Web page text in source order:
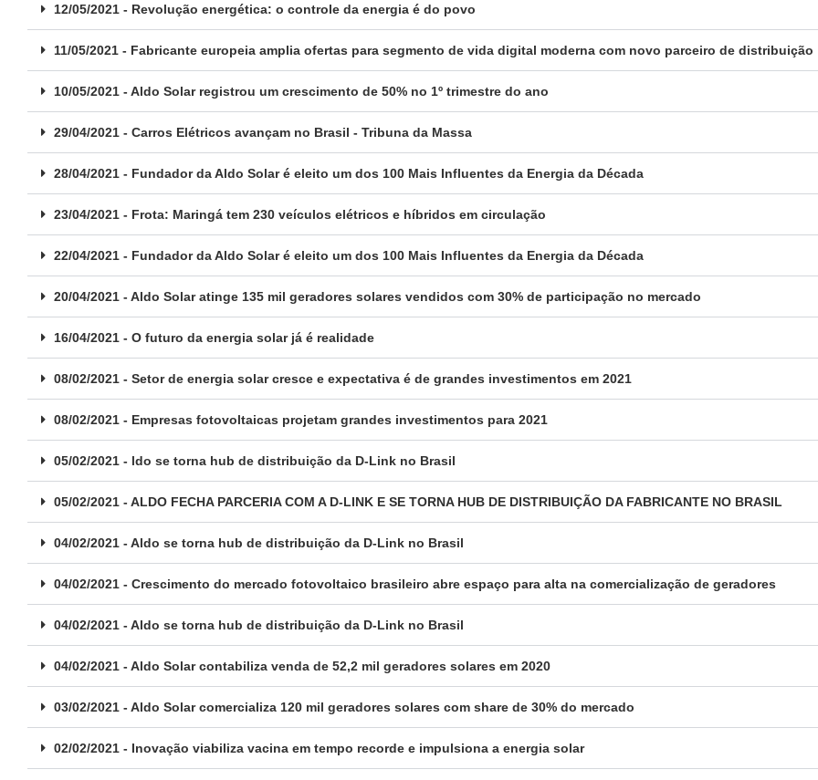
12/05/2021 - Revolução energética: o controle da energia é do povo
11/05/2021 - Fabricante europeia amplia ofertas para segmento de vida digital moderna com novo parceiro de distribuição
10/05/2021 - Aldo Solar registrou um crescimento de 50% no 1º trimestre do ano
29/04/2021 - Carros Elétricos avançam no Brasil - Tribuna da Massa
28/04/2021 - Fundador da Aldo Solar é eleito um dos 100 Mais Influentes da Energia da Década
23/04/2021 - Frota: Maringá tem 230 veículos elétricos e híbridos em circulação
22/04/2021 - Fundador da Aldo Solar é eleito um dos 100 Mais Influentes da Energia da Década
20/04/2021 - Aldo Solar atinge 135 mil geradores solares vendidos com 30% de participação no mercado
16/04/2021 - O futuro da energia solar já é realidade
08/02/2021 - Setor de energia solar cresce e expectativa é de grandes investimentos em 2021
08/02/2021 - Empresas fotovoltaicas projetam grandes investimentos para 2021
05/02/2021 - ldo se torna hub de distribuição da D-Link no Brasil
05/02/2021 - ALDO FECHA PARCERIA COM A D-LINK E SE TORNA HUB DE DISTRIBUIÇÃO DA FABRICANTE NO BRASIL
04/02/2021 - Aldo se torna hub de distribuição da D-Link no Brasil
04/02/2021 - Crescimento do mercado fotovoltaico brasileiro abre espaço para alta na comercialização de geradores
04/02/2021 - Aldo se torna hub de distribuição da D-Link no Brasil
04/02/2021 - Aldo Solar contabiliza venda de 52,2 mil geradores solares em 2020
03/02/2021 - Aldo Solar comercializa 120 mil geradores solares com share de 30% do mercado
02/02/2021 - Inovação viabiliza vacina em tempo recorde e impulsiona a energia solar